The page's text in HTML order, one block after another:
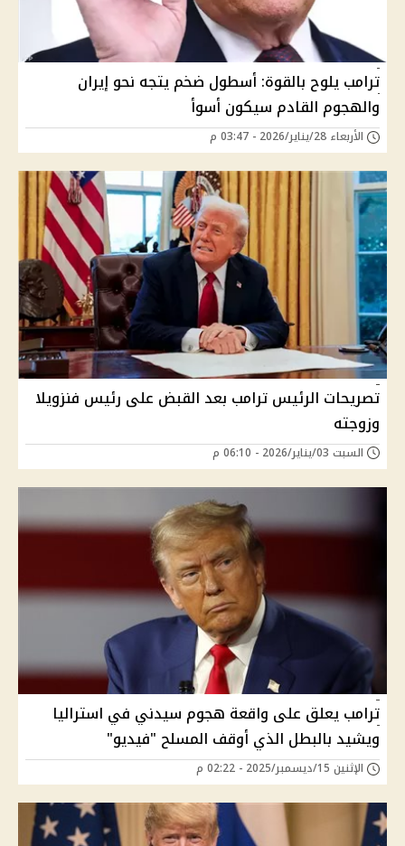
ترامب يلوح بالقوة: أسطول ضخم يتجه نحو إيران
والهجوم القادم سيكون أسوأ
الأربعاء 28/يناير/2026 - 03:47 م
تصريحات الرئيس ترامب بعد القبض على رئيس فنزويلا
وزوجته
السبت 03/يناير/2026 - 06:10 م
ترامب يعلق على واقعة هجوم سيدني في استراليا
ويشيد بالبطل الذي أوقف المسلح "فيديو"
الإثنين 15/ديسمبر/2025 - 02:22 م